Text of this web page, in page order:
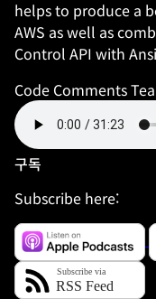
helps to produce a
AWS as well as
Control API with
Code Comments
구독
Subscribe here: